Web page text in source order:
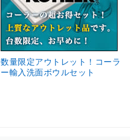
数量限定アウトレット！コーラ
ー輸入洗面ボウルセット